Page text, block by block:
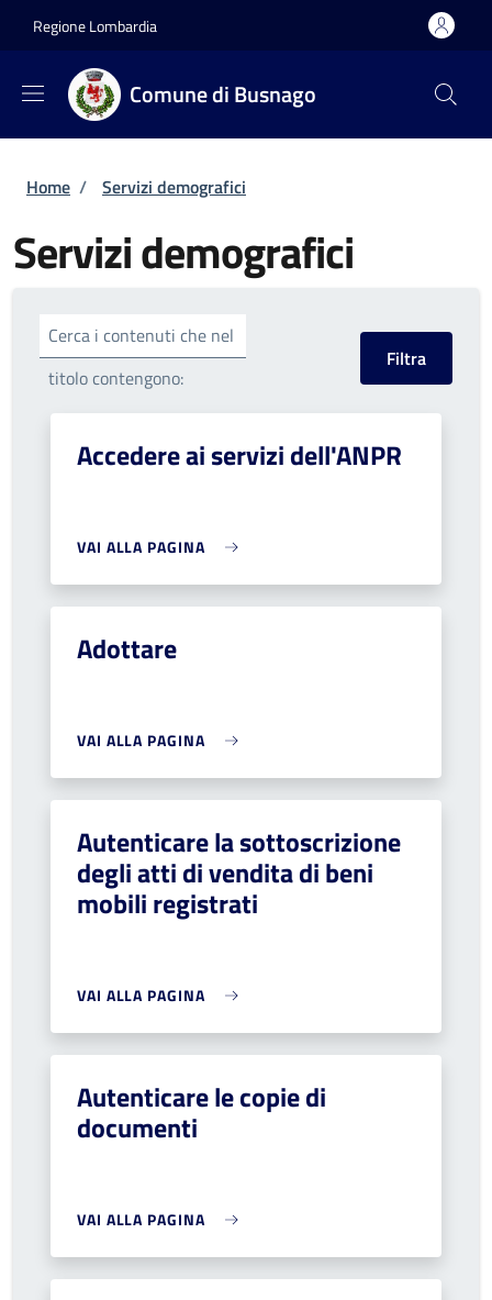
Regione Lombardia
Comune di Busnago
Briciole di pane
Home / Servizi demografici
Servizi demografici
Cerca i contenuti che nel
titolo contengono:
Accedere ai servizi dell'ANPR
VAI ALLA PAGINA
Adottare
VAI ALLA PAGINA
Autenticare la sottoscrizione
degli atti di vendita di beni
mobili registrati
VAI ALLA PAGINA
Autenticare le copie di
documenti
VAI ALLA PAGINA